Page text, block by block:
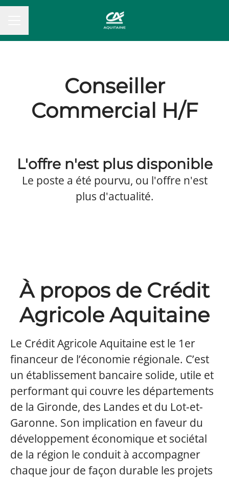
Conseiller
Commercial H/F
L'offre n'est plus disponible
Le poste a été pourvu, ou l'offre n'est
plus d'actualité.
À propos de Crédit
Agricole Aquitaine
Le Crédit Agricole Aquitaine est le 1er
financeur de l’économie régionale. C’est
un établissement bancaire solide, utile et
performant qui couvre les départements
de la Gironde, des Landes et du Lot-et-
Garonne. Son implication en faveur du
développement économique et sociétal
de la région le conduit à accompagner
chaque jour de façon durable les projets